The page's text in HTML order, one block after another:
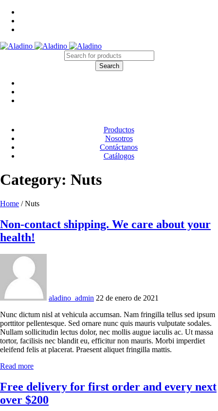
Productos
Nosotros
Contáctanos
Catálogos
Category: Nuts
Home / Nuts
Non-contact shipping. We care about your
health!
aladino_admin 22 de enero de 2021
Nunc dictum nisl at vehicula accumsan. Nam fringilla tellus sed ipsum
porttitor pellentesque. Sed ornare nunc quis mauris vulputate sodales.
Nullam sollicitudin lectus dolor, nec mollis augue iaculis ac. Ut massa
tortor, facilisis nec blandit eu, efficitur non mauris. Morbi imperdiet
eleifend felis at placerat. Praesent aliquet fringilla mattis.
Read more
Free delivery for first order and every next
over $200